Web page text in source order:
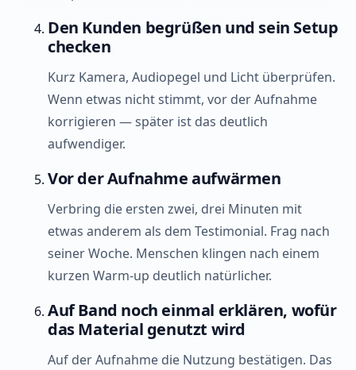
Den Kunden begrüßen und sein Setup
checken
Kurz Kamera, Audiopegel und Licht überprüfen.
Wenn etwas nicht stimmt, vor der Aufnahme
korrigieren — später ist das deutlich
aufwendiger.
Vor der Aufnahme aufwärmen
Verbring die ersten zwei, drei Minuten mit
etwas anderem als dem Testimonial. Frag nach
seiner Woche. Menschen klingen nach einem
kurzen Warm-up deutlich natürlicher.
Auf Band noch einmal erklären, wofür
das Material genutzt wird
Auf der Aufnahme die Nutzung bestätigen. Das